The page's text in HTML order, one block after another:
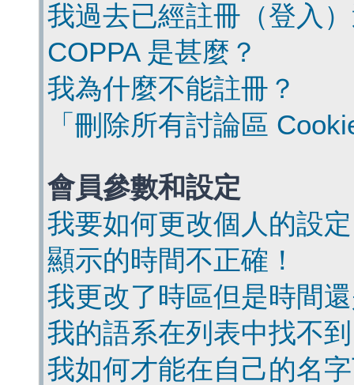
我過去已經註冊（登入
COPPA 是甚麼？
我為什麼不能註冊？
「刪除所有討論區
會員參數和設定
我要如何更改個人的設
顯示的時間不正確！
我更改了時區但是時間
我的語系在列表中找不
我如何才能在自己的名